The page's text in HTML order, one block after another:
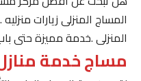
المساج المنزلى زيارات منزليه
المنزلى .خدمة مميزة حتى باب
مساج خدمة منازل ٢٤ ساعة الكويت